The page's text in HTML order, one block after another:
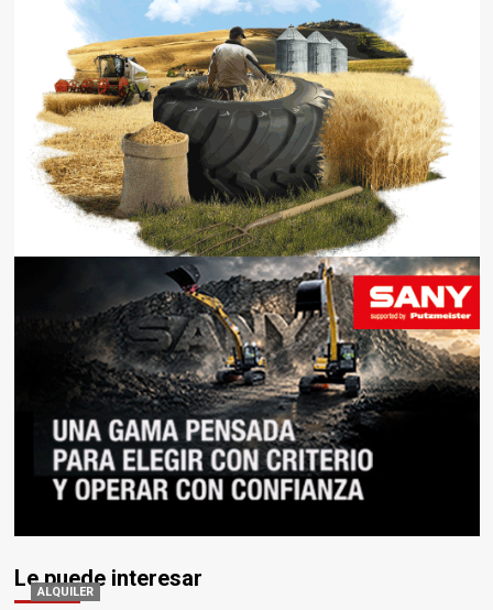
Le puede interesar
ALQUILER